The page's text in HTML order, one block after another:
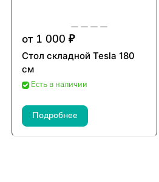
от 1 000 ₽
Стол складной Tesla 180
см
Есть в наличии
Подробнее